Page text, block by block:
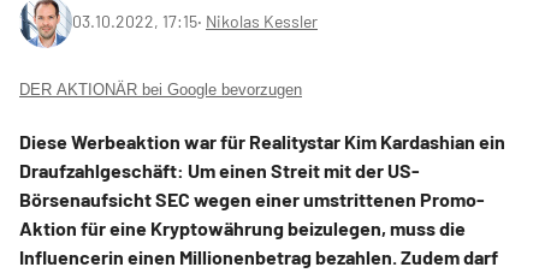
03.10.2022, 17:15‧ Nikolas Kessler
DER AKTIONÄR bei Google bevorzugen
Diese Werbeaktion war für Realitystar Kim Kardashian ein
Draufzahlgeschäft: Um einen Streit mit der US-
Börsenaufsicht SEC wegen einer umstrittenen Promo-
Aktion für eine Kryptowährung beizulegen, muss die
Influencerin einen Millionenbetrag bezahlen. Zudem darf